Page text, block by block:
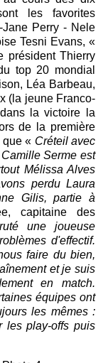
les favorites
Jane Perry - Nele
Tesni Evans, «
président Thierry
top 20 mondial
Léa Barbeau,
(la jeune Franco-
la victoire la
de la première
que « Créteil avec
Serme est
Mélissa Alves
perdu Laura
Gilis, partie à
capitaine des
une joueuse
d'effectif.
faire du bien,
et je suis
en match.
équipes ont
les mêmes :
les play-offs puis